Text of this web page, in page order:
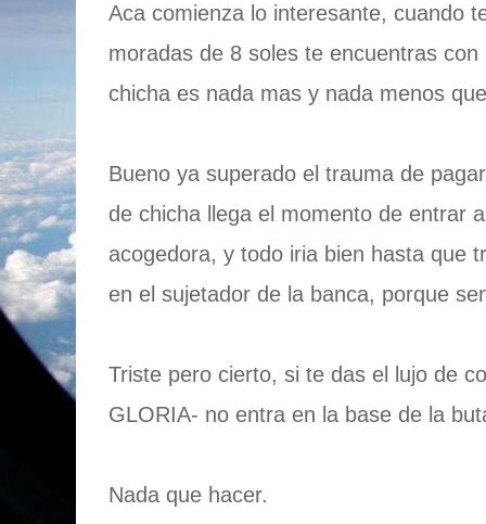
Aca comienza lo interesante, cuando
moradas de 8 soles te encuentras
chicha es nada mas y nada menos
Bueno ya superado el trauma de
de chicha llega el momento de entrar
acogedora, y todo iria bien hasta que
en el sujetador de la banca, porque
Triste pero cierto, si te das el lujo de
GLORIA- no entra en la base de la
Nada que hacer.